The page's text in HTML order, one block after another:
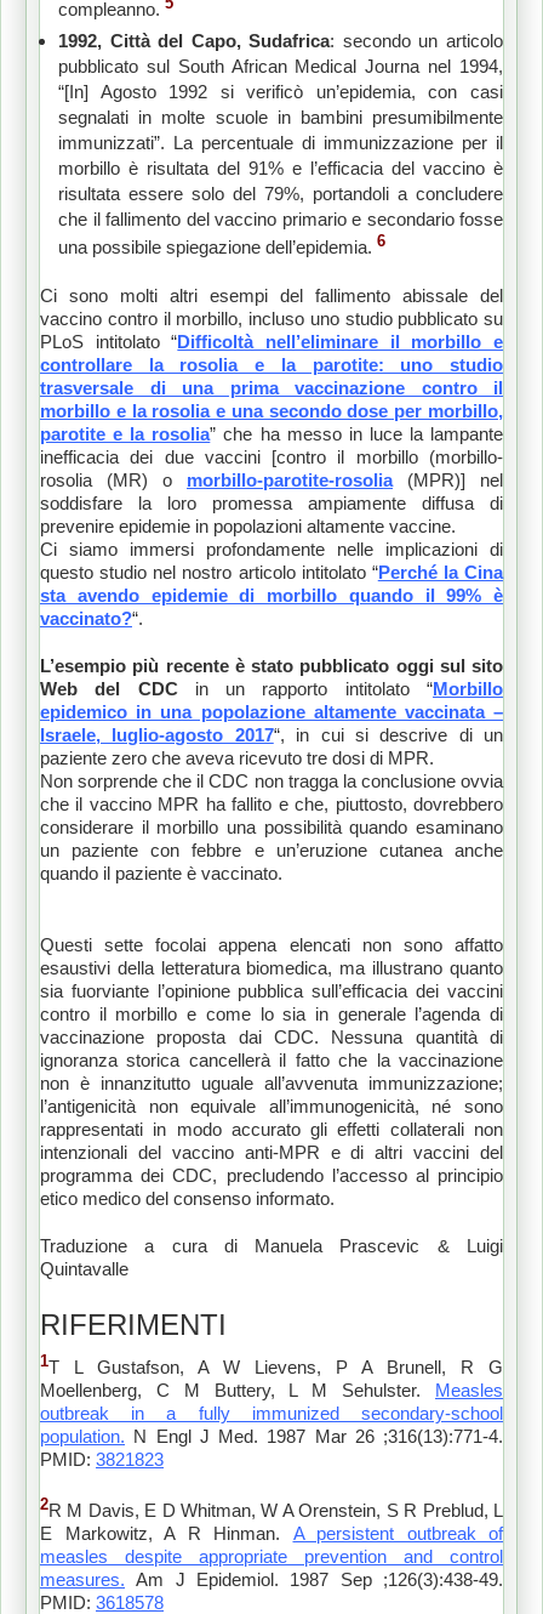
compleanno.
1992, Città del Capo, Sudafrica: secondo un articolo
pubblicato sul South African Medical Journa nel 1994,
“[In] Agosto 1992 si verificò un’epidemia, con casi
segnalati in molte scuole in bambini presumibilmente
immunizzati”. La percentuale di immunizzazione per il
morbillo è risultata del 91% e l’efficacia del vaccino è
risultata essere solo del 79%, portandoli a concludere
che il fallimento del vaccino primario e secondario fosse
una possibile spiegazione dell’epidemia. 6
Ci sono molti altri esempi del fallimento abissale del
vaccino contro il morbillo, incluso uno studio pubblicato su
PLoS intitolato “Difficoltà nell’eliminare il morbillo e
controllare la rosolia e la parotite: uno studio
trasversale di una prima vaccinazione contro il
morbillo e la rosolia e una secondo dose per morbillo,
parotite e la rosolia” che ha messo in luce la lampante
inefficacia dei due vaccini [contro il morbillo (morbillo-
rosolia (MR) o morbillo-parotite-rosolia(MPR)] nel
soddisfare la loro promessa ampiamente diffusa di
prevenire epidemie in popolazioni altamente vaccine.
Ci siamo immersi profondamente nelle implicazioni di
questo studio nel nostro articolo intitolato “Perché la Cina
sta avendo epidemie di morbillo quando il 99% è
vaccinato?“.
L’esempio più recente è stato pubblicato oggi sul sito
Web del CDCin un rapporto intitolato “Morbillo
epidemico in una popolazione altamente vaccinata –
Israele, luglio-agosto 2017“, in cui si descrive di un
paziente zero che aveva ricevuto tre dosi di MPR.
Non sorprende che il CDC non tragga la conclusione ovvia
che il vaccino MPR ha fallito e che, piuttosto, dovrebbero
considerare il morbillo una possibilità quando esaminano
un paziente con febbre e un’eruzione cutanea anche
quando il paziente è vaccinato.
Questi sette focolai appena elencati non sono affatto
esaustivi della letteratura biomedica, ma illustrano quanto
sia fuorviante l’opinione pubblica sull’efficacia dei vaccini
contro il morbillo e come lo sia in generale l’agenda di
vaccinazione proposta dai CDC. Nessuna quantità di
ignoranza storica cancellerà il fatto che la vaccinazione
non è innanzitutto uguale all’avvenuta immunizzazione;
l’antigenicità non equivale all’immunogenicità, né sono
rappresentati in modo accurato gli effetti collaterali non
intenzionali del vaccino anti-MPR e di altri vaccini del
programma dei CDC, precludendo l’accesso al principio
etico medico del consenso informato.
Traduzione a cura di Manuela Prascevic & Luigi
Quintavalle
RIFERIMENTI
1T L Gustafson, A W Lievens, P A Brunell, R G
Moellenberg, C M Buttery, L M Sehulster. Measles
outbreak in a fully immunized secondary-school
population. N Engl J Med. 1987 Mar 26 ;316(13):771-4.
PMID: 3821823
2R M Davis, E D Whitman, W A Orenstein, S R Preblud, L
E Markowitz, A R Hinman. A persistent outbreak of
measles despite appropriate prevention and control
measures. Am J Epidemiol. 1987 Sep ;126(3):438-49.
PMID: 3618578